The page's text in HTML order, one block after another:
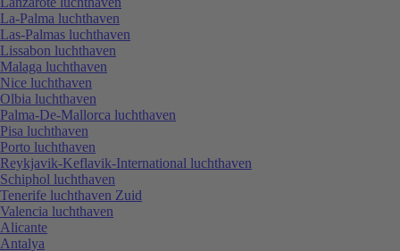
La-Palma luchthaven
Las-Palmas luchthaven
Lissabon luchthaven
Malaga luchthaven
Nice luchthaven
Olbia luchthaven
Palma-De-Mallorca luchthaven
Pisa luchthaven
Porto luchthaven
Reykjavik-Keflavik-International luchthaven
Schiphol luchthaven
Tenerife luchthaven Zuid
Valencia luchthaven
Alicante
Antalya